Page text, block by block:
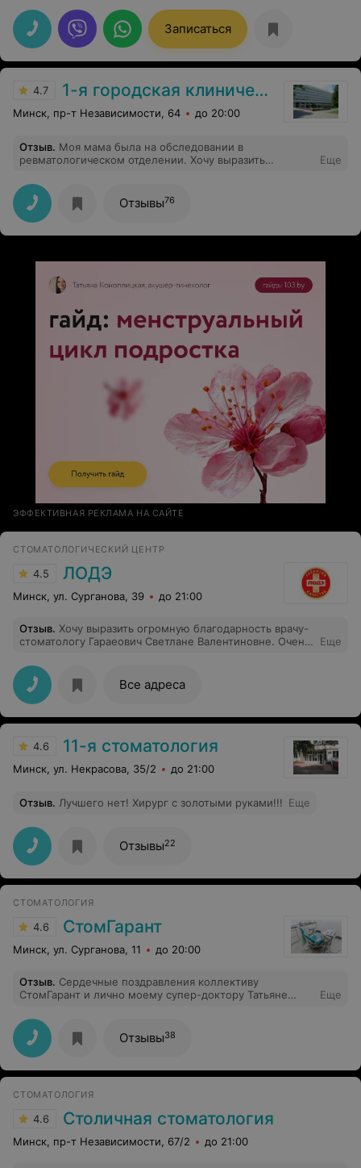
Рекомендую.
Записаться
4.7 1-я городская клиническая больница
Минск, пр-т Независимости, 64 до 20:00
Отзыв. Моя мама была на обследовании в
ревматологическом отделении. Хочу выразить
Владимировне К., а также всем работникам отделения
за профессионализм в работе с пациентами. Татьяна
Владимировна отличный специалист и очень
отзывчивый человек. Прошу Руководство клиники
отметить и поощрить работу Татьяны Владимировны К.
Еще
Отзывы76
ЭФФЕКТИВНАЯ РЕКЛАМА НА САЙТЕ
СТОМАТОЛОГИЧЕСКИЙ ЦЕНТР
4.5 ЛОДЭ
Минск, ул. Сурганова, 39 до 21:00
Отзыв. Хочу выразить огромную благодарность врачу-
стоматологу Гараеович Светлане Валентиновне. Очень
успокоить, подробно всё рассказал. Лечение прошло
быстро и комфортно. Спасибо за ваш
профессионализм и внимательное отношение к
пациентам!
Еще
Все адреса
4.6 11-я стоматология
Минск, ул. Некрасова, 35/2 до 21:00
Отзыв. Лучшего нет! Хирург с золотыми руками!!! Еще
Отзывы22
СТОМАТОЛОГИЯ
4.6 СтомГарант
Минск, ул. Сурганова, 11 до 20:00
Отзыв. Сердечные поздравления коллективу
СтомГарант и лично моему супер-доктору Татьяне
много лет меня радует моя улыбка и здоровье зубов .
Каждый приход к Вам приносит здоровье и
положительные эмоции!
Еще
Отзывы38
СТОМАТОЛОГИЯ
4.6 Столичная стоматология
Минск, пр-т Независимости, 67/2 до 21:00